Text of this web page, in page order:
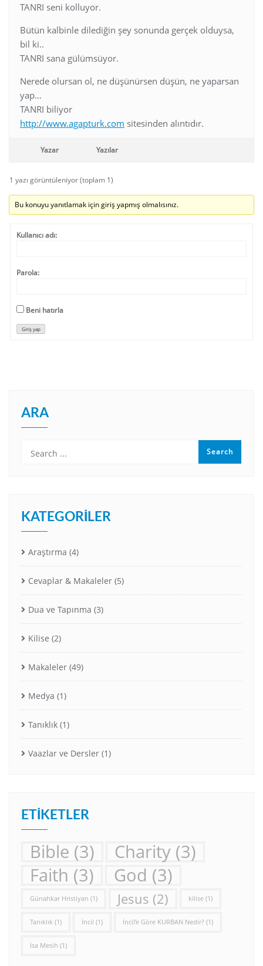
TANRI seni kolluyor.
Bütün kalbinle dilediğin şey sonunda gerçek olduysa,
bil ki..
TANRI sana gülümsüyor.
Nerede olursan ol, ne düşünürsen düşün, ne yaparsan
yap…
TANRI biliyor
http://www.agapturk.com sitesinden alıntıdır.
Yazar Yazılar
1 yazı görüntüleniyor (toplam 1)
Bu konuyu yanıtlamak için giriş yapmış olmalısınız.
Kullanıcı adı:
Parola:
Beni hatırla
Giriş yap
ARA
KATEGORILER
Araştırma (4)
Cevaplar & Makaleler (5)
Dua ve Tapınma (3)
Kilise (2)
Makaleler (49)
Medya (1)
Tanıklık (1)
Vaazlar ve Dersler (1)
ETIKETLER
Bible (3) Charity (3)
Faith (3) God (3)
Günahkar Hristiyan (1) Jesus (2) kilise (1)
Tanıklık (1) İncil (1) İncil’e Göre KURBAN Nedir? (1)
İsa Mesih (1)